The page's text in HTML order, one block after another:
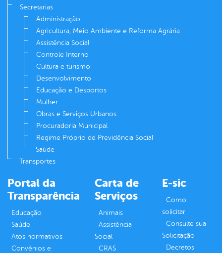
Secretarias
Administração
Agricultura, Meio Ambiente e Reforma Agrária
Assistência Social
Controle Interno
Cultura e turismo
Desenvolvimento
Educação e Desportos
Mulher
Obras e Serviços Urbanos
Procuradoria Municipal
Regime Próprio de Previdência Social
Saúde
Transportes
Portal da
Transparência
Educação
Saúde
Atos normativos
Convênios e
Carta de
Serviços
Animais
Assistência
Social
CRAS
E-sic
Como
solicitar
Consulte sua
Solicitação
Decretos